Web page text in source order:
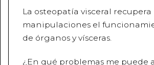
La osteopatía visceral
manipulaciones el
de órganos y vísceras.
¿En qué problemas me puede